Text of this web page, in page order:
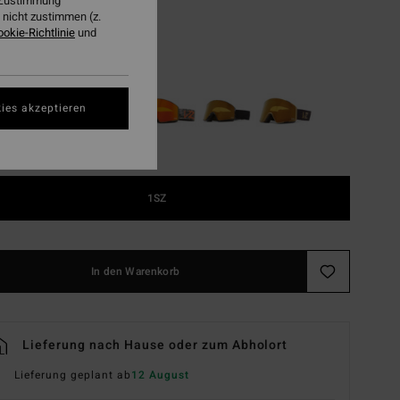
RABATT EXTRA 25%
1SZ
In den Warenkorb
Lieferung nach Hause oder zum Abholort
Lieferung geplant ab12 August
zustimmen (z.
Richtlinie und
akzeptieren